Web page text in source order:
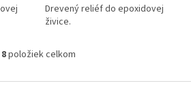
Drevený reliéf do epoxidovej
živice.
O
l
8položiek celkom